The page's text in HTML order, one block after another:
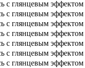
с глянцевым эффектом
с глянцевым эффектом
с глянцевым эффектом
с глянцевым эффектом
с глянцевым эффектом
с глянцевым эффектом
с глянцевым эффектом